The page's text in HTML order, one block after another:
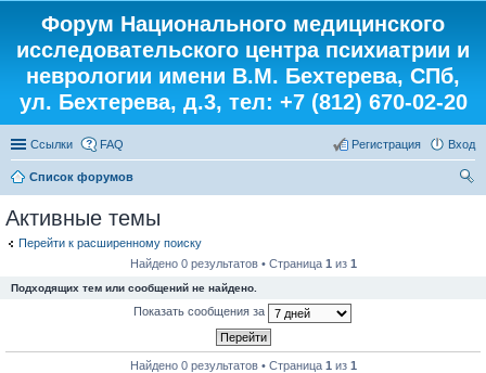
Форум Национального медицинского
исследовательского центра психиатрии и
неврологии имени В.М. Бехтерева, СПб,
ул. Бехтерева, д.3, тел: +7 (812) 670-02-20
Ссылки FAQ Вход
Регистрация
Список форумов
Активные темы
Перейти к расширенному поиску
Найдено 0 результатов • Страница 1 из 1
Подходящих тем или сообщений не найдено.
Показать сообщения за
Найдено 0 результатов • Страница 1 из 1